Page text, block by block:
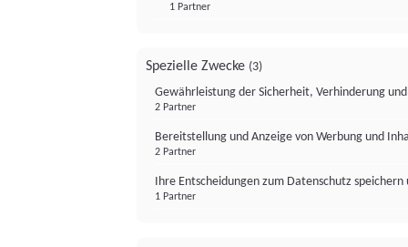
1 Partner
Spezielle Zwecke (3)
Gewährleistung der Sicherheit, Verhinderung
2 Partner
Bereitstellung und Anzeige von Werbung und
2 Partner
Ihre Entscheidungen zum Datenschutz
1 Partner